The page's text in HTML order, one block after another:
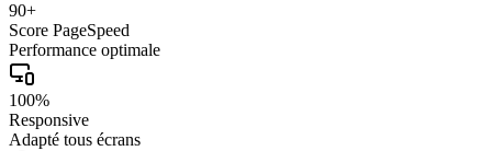
90+
Score PageSpeed
Performance optimale
100%
Responsive
Adapté tous écrans